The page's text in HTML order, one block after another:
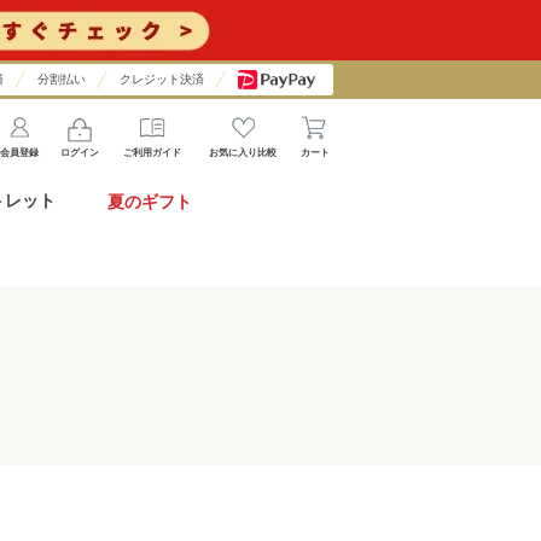
分割払い クレジット決済
会員登録 ログイン ご利用ガイド お気に入り比較 カート
ット 夏のギフト